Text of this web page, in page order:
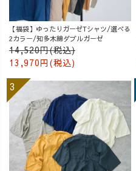
ジンパンツ #ジ
ャンスカコーデ
#藍染 #草木染
め #敏感肌でも
安心
【福袋】ゆったりガーゼTシャツ/選べる
2カラー/知多木綿ダブルガーゼ
14,520円(税込)
13,970円(税込)